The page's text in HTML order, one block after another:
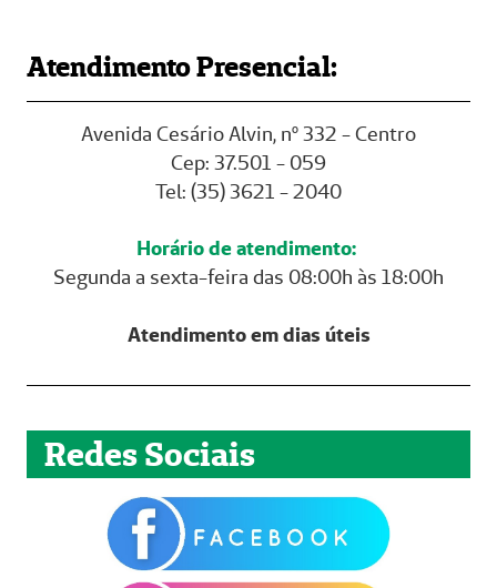
Atendimento Presencial:
Avenida Cesário Alvin, nº 332 - Centro
Cep: 37.501 - 059
Tel: (35) 3621 - 2040
Horário de atendimento:
Segunda a sexta-feira das 08:00h às 18:00h
Atendimento em dias úteis
Redes Sociais